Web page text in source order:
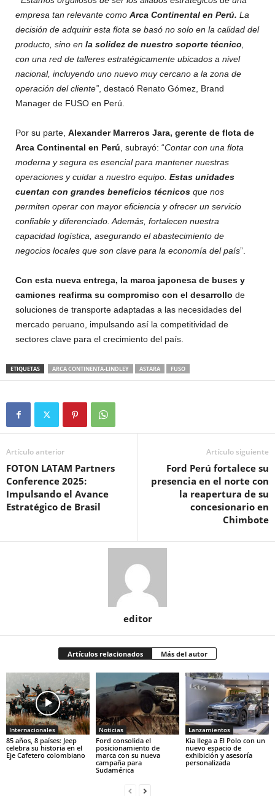
empresa tan relevante como Arca Continental en Perú. La
decisión de adquirir esta flota se basó no solo en la calidad del
producto, sino en la solidez de nuestro soporte técnico
con una red de talleres estratégicamente ubicados a nivel
nacional, incluyendo uno nuevo muy cercano a la zona de
operación del cliente” , destacó Renato Gómez, Brand
Manager de FUSO en Perú.
Por su parte, Alexander Marreros Jara, gerente de flota de
Arca Continental en Perú , subrayó: “Contar con una flota
moderna y segura es esencial para mantener nuestras
operaciones y cuidar a nuestro equipo. Estas unidades
cuentan con grandes beneficios técnicos que nos
permiten operar con mayor eficiencia y ofrecer un servicio
confiable y diferenciado. Además, fortalecen nuestra
capacidad logística, asegurando el abastecimiento de
negocios locales que son clave para la economía del país”.
Con esta nueva entrega, la marca japonesa de buses y
camiones reafirma su compromiso con el desarrollo de
soluciones de transporte adaptadas a las necesidades del
mercado peruano, impulsando así la competitividad de
sectores clave para el crecimiento del país.
ETIQUETAS ARCA CONTINENTA-LINDLEY ASTARA FUSO
Artículo anterior
FOTON LATAM Partners
Conference 2025:
Impulsando el Avance
Estratégico de Brasil
Artículo siguiente
Ford Perú fortalece su
presencia en el norte con
la reapertura de su
concesionario en
Chimbote
editor
Artículos relacionados Más del autor
Internacionales
85 años, 8 países: Jeep
celebra su historia en el
Eje Cafetero colombiano
Noticias
Ford consolida el
posicionamiento de
marca con su nueva
campaña para
Sudamérica
Lanzamientos
Kia llega a El Polo con un
nuevo espacio de
exhibición y asesoría
personalizada